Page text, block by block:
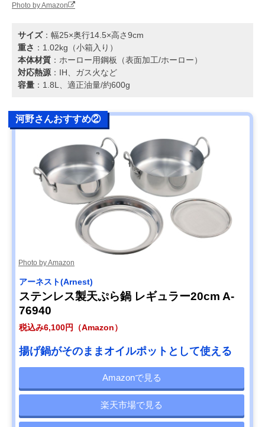
Photo by Amazon
サイズ：幅25×奥行14.5×高さ9cm
重さ ：1.02kg（小箱入り）
本体材質 ：ホーロー用鋼板（表面加工/ホーロー）
対応熱源 ：IH、ガス火など
容量 ：1.8L、適正油量/約600g
河野さんおすすめ②
Photo by Amazon
アーネスト(Arnest)
ステンレス製天ぷら鍋 レギュラー20cm A-
76940
税込み6,100円（Amazon）
揚げ鍋がそのままオイルポットとして使える
Amazonで見る
楽天市場で見る